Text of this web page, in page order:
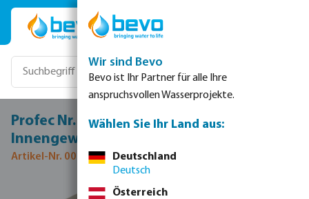
Zum Hauptinhalt springen
Profec Nr. 300 Kappe Edelstahl 316 3"
Innengewinde 16bar Typ Achtkant
Artikel-Nr. 0080710
Bildergalerie überspringen
Wir sind Bevo
Bevo ist Ihr Partner für alle Ihre
anspruchsvollen Wasserprojekte.
Wählen Sie Ihr Land aus:
Deutschland
Deutsch
Österreich